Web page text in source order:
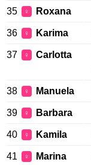
35 ♀ Roxana
36 ♀ Karima
37 ♀ Carlotta
38 ♀ Manuela
39 ♀ Barbara
40 ♀ Kamila
41 ♀ Marina